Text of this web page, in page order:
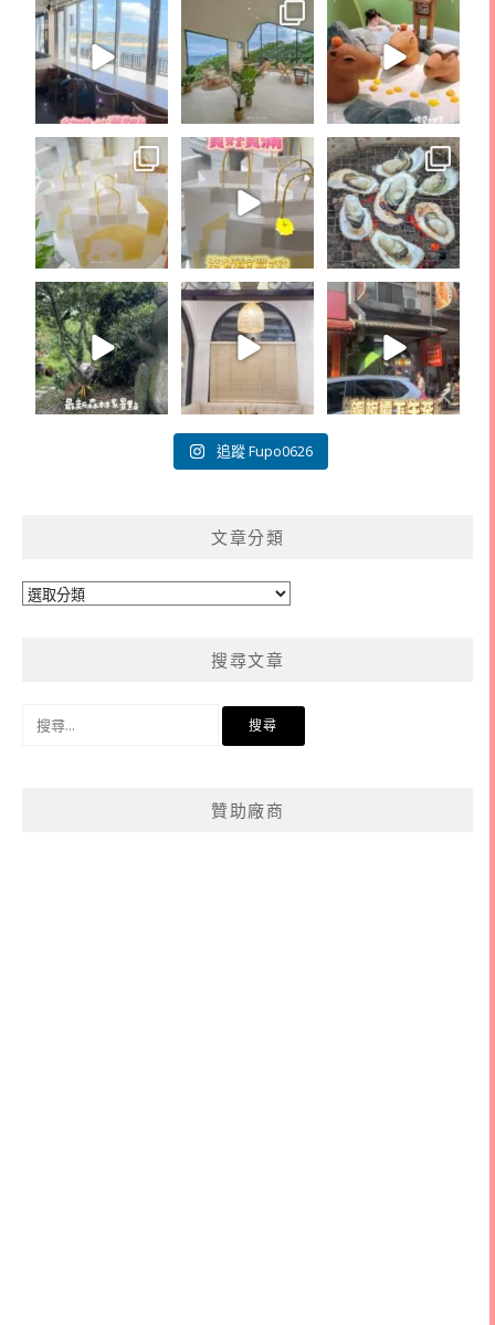
追蹤 Fupo0626
文章分類
文
搜尋文章
贊助廠商